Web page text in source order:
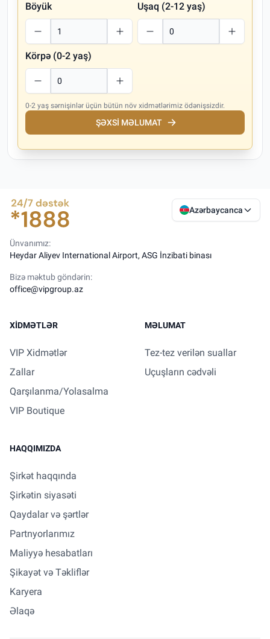
Böyük Uşaq (2-12 yaş)
Körpə (0-2 yaş)
0-2 yaş sərnişinlər üçün bütün növ xidmətlərimiz ödənişsizdir.
ŞƏXSI MƏLUMAT
Azərbaycanca
Ünvanımız:
Heydar Aliyev International Airport, ASG İnzibati binası
Bizə məktub göndərin:
office@vipgroup.az
XIDMƏTLƏR
VIP Xidmətlər
Zallar
Qarşılanma/Yolasalma
VIP Boutique
MƏLUMAT
Tez-tez verilən suallar
Uçuşların cədvəli
HAQQIMIZDA
Şirkət haqqında
Şirkətin siyasəti
Qaydalar və şərtlər
Partnyorlarımız
Maliyyə hesabatları
Şikayət və Təkliflər
Karyera
Əlaqə